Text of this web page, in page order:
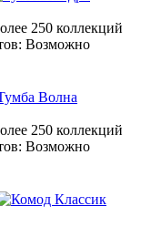
250 коллекций
Возможно
250 коллекций
Возможно